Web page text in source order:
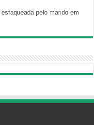
pelo marido em